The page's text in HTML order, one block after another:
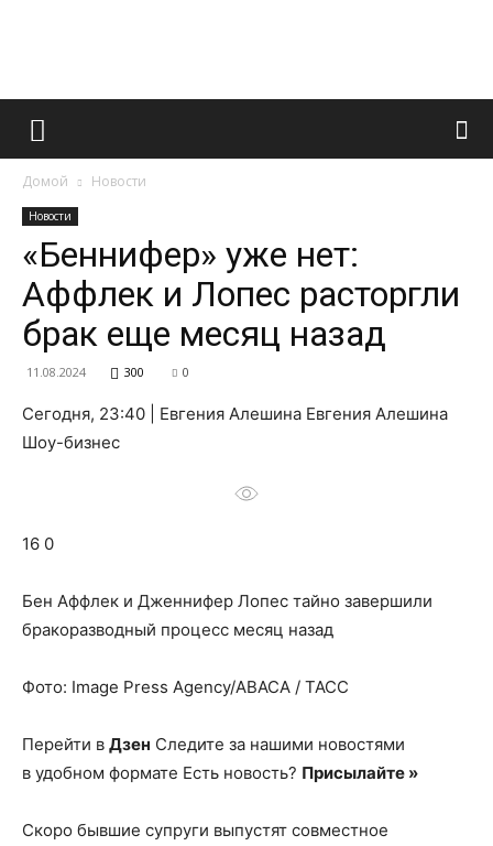
Французский
и
о
нем
Домой Новости
Новости
«Беннифер» уже нет:
Аффлек и Лопес расторгли
брак еще месяц назад
11.08.2024 300 0
Сегодня, 23:40 | Евгения Алешина Евгения Алешина
Шоу-бизнес
16 0
Бен Аффлек и Дженнифер Лопес тайно завершили
бракоразводный процесс месяц назад
Фото: Image Press Agency/ABACA / ТАСС
Перейти в Дзен Следите за нашими новостями
в удобном формате Есть новость? Присылайте »
Скоро бывшие супруги выпустят совместное